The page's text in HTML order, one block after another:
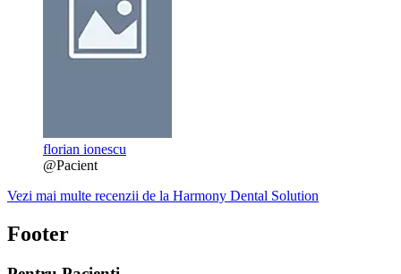
florian ionescu
@Pacient
Vezi mai multe recenzii de la Harmony Dental Solution
Footer